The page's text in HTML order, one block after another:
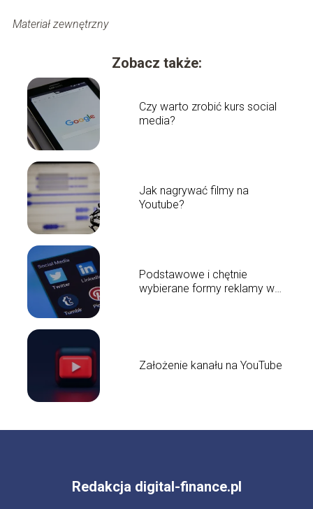
Materiał zewnętrzny
Zobacz także:
Czy warto zrobić kurs social
media?
Jak nagrywać filmy na
Youtube?
Podstawowe i chętnie
wybierane formy reklamy w
Założenie kanału na YouTube
Redakcja digital-finance.pl